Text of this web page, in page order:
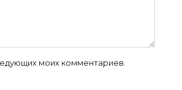
моих комментариев.